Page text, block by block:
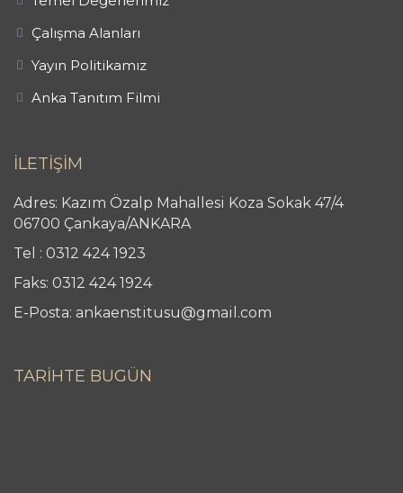
Çalışma Alanları
Yayın Politikamız
Anka Tanıtım Filmi
İLETİŞİM
Adres: Kazım Özalp Mahallesi Koza Sokak 47/4
06700 Çankaya/ANKARA
Tel : 0312 424 1923
Faks: 0312 424 1924
E-Posta: ankaenstitusu@gmail.com
TARİHTE BUGÜN